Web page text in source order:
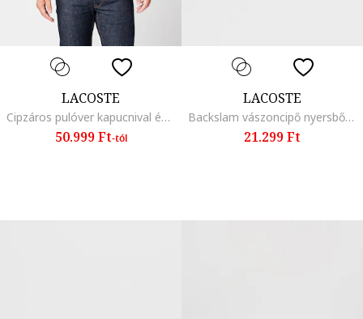
LACOSTE
Cipzáros pulóver kapucnival és elülső zsebekkel, Fekete
50.999 Ft-tól
LACOSTE
Backslam vászoncipő nyersbőr betétekkel, Púderrózsaszín
21.299 Ft